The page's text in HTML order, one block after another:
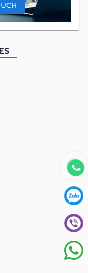
delivering optimal and
needs and
sector.
Chieu Street,